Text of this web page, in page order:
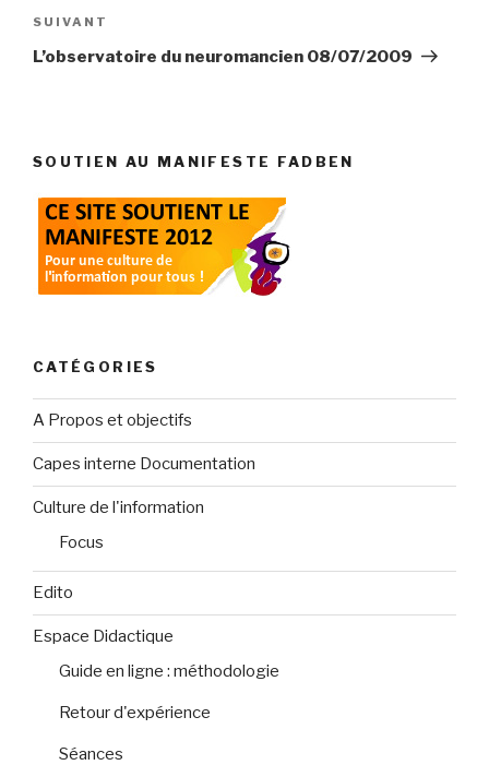
Article
suivant
SUIVANT
L’observatoire du neuromancien 08/07/2009
SOUTIEN AU MANIFESTE FADBEN
CATÉGORIES
A Propos et objectifs
Capes interne Documentation
Culture de l'information
Focus
Edito
Espace Didactique
Guide en ligne : méthodologie
Retour d'expérience
Séances